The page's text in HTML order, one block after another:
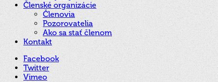
Členské organizácie
Členovia
Pozorovatelia
Ako sa stať členom
Kontakt
Facebook
Twitter
Vimeo